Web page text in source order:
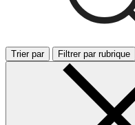
Trier par Filtrer par rubrique